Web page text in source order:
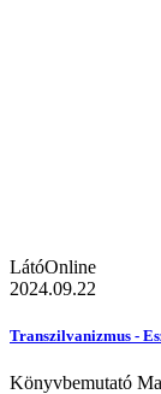
LátóOnline
2024.09.22
Transzilvanizmus -
Könyvbemutató